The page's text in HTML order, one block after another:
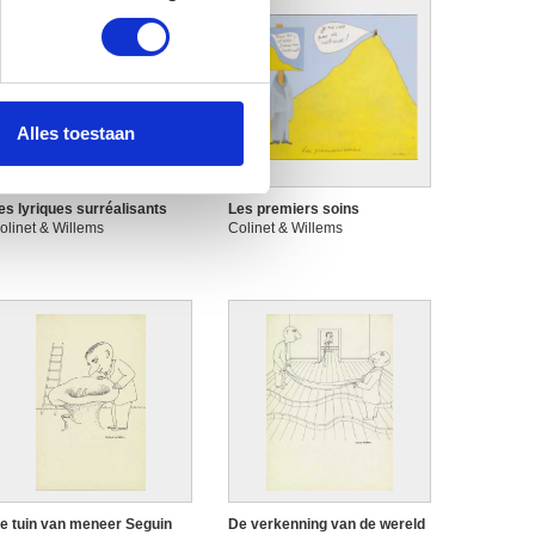
partners voor social
die u aan ze heeft
Alles toestaan
lyriques surréalisants
& Willems
Les premiers soins
Colinet & Willems
tuin van meneer Seguin
De verkenning van de wereld